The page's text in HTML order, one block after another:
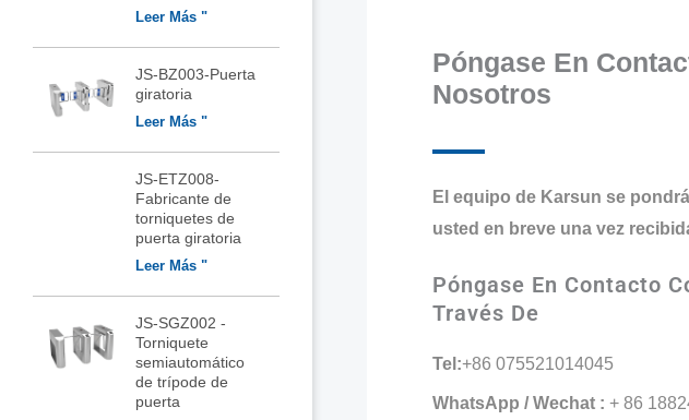
Leer Más "
JS-BZ003-Puerta
giratoria
Leer Más "
JS-ETZ008-
Fabricante de
torniquetes de
puerta giratoria
Leer Más "
JS-SGZ002 -
Torniquete
semiautomático
de trípode de
puerta
Póngase En
Nosotros
El equipo de Karsun se
usted en breve una vez
Póngase En Contacto
Través De
Tel:+86 075521014045
WhatsApp / Wechat : + 86